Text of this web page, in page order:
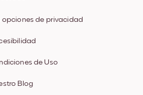
opciones de privacidad
de Uso
Blog